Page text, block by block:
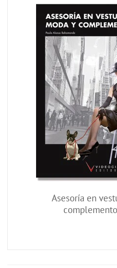
Asesoría en